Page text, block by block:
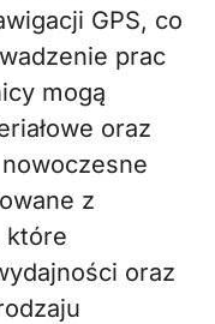
GPS, co
prac
mogą
oraz
z
które
oraz